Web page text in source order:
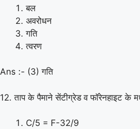
बल
अवरोधन
गति
त्वरण
Ans :- (3) गति
12. ताप के पैमाने सेंटीग्रेड व फॉरेनहाइट के
C/5 = F-32/9